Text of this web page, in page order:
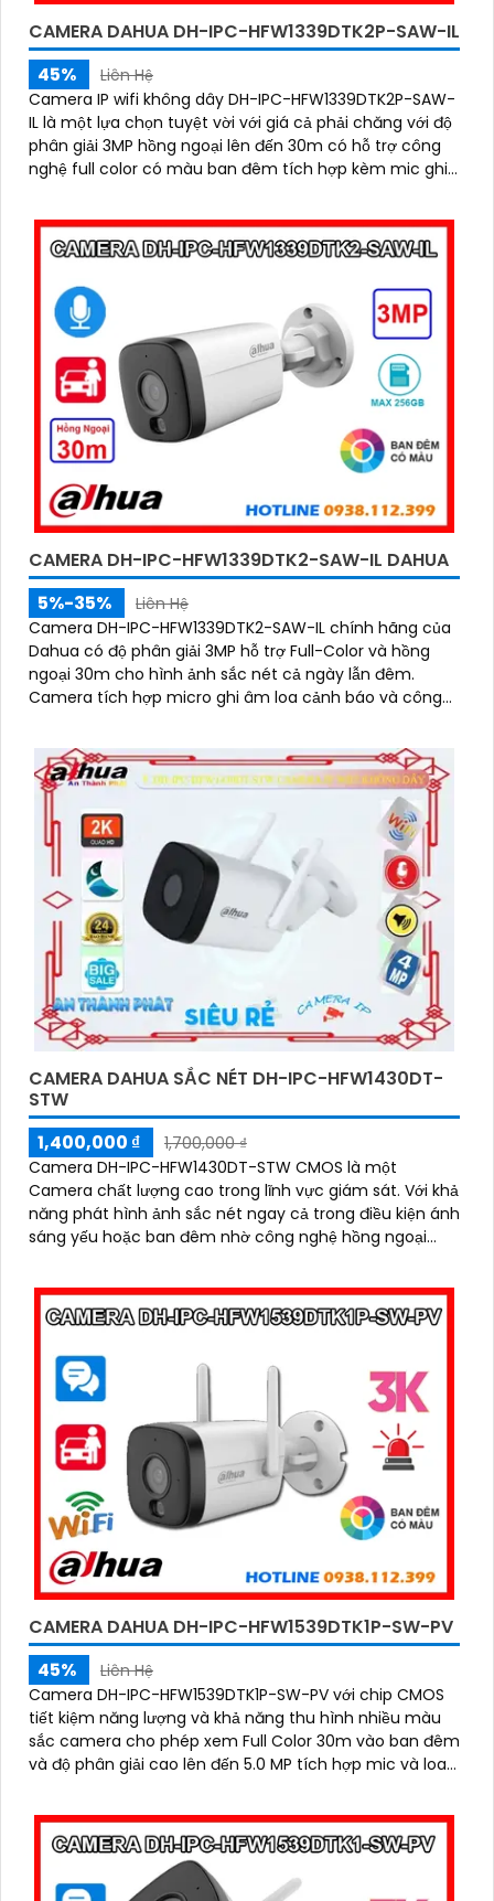
CAMERA DAHUA DH-IPC-HFW1339DTK2P-SAW-IL
45%
Liên Hệ
Camera IP wifi không dây DH-IPC-HFW1339DTK2P-SAW-
IL là một lựa chọn tuyệt vời với giá cả phải chăng với độ
phân giải 3MP hồng ngoại lên đến 30m có hỗ trợ công
nghệ full color có màu ban đêm tích hợp kèm mic ghi
rẻ phù hợp cho mọi gia đình.
CAMERA DH-IPC-HFW1339DTK2-SAW-IL DAHUA
5%-35%
Liên Hệ
Camera DH-IPC-HFW1339DTK2-SAW-IL chính hãng của
Dahua có độ phân giải 3MP hỗ trợ Full-Color và hồng
ngoại 30m cho hình ảnh sắc nét cả ngày lẫn đêm.
Camera tích hợp micro ghi âm loa cảnh báo và công
CAMERA DAHUA SẮC NÉT DH-IPC-HFW1430DT-
STW
1,400,000 ₫
1,700,000 ₫
Camera DH-IPC-HFW1430DT-STW CMOS là một
Camera chất lượng cao trong lĩnh vực giám sát. Với khả
năng phát hình ảnh sắc nét ngay cả trong điều kiện ánh
sáng yếu hoặc ban đêm nhờ công nghệ hồng ngoại
CAMERA DAHUA DH-IPC-HFW1539DTK1P-SW-PV
45%
Liên Hệ
Camera DH-IPC-HFW1539DTK1P-SW-PV với chip CMOS
tiết kiệm năng lượng và khả năng thu hình nhiều màu
sắc camera cho phép xem Full Color 30m vào ban đêm
và độ phân giải cao lên đến 5.0 MP tích hợp mic và loa